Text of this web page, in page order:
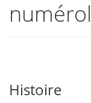
Histoire